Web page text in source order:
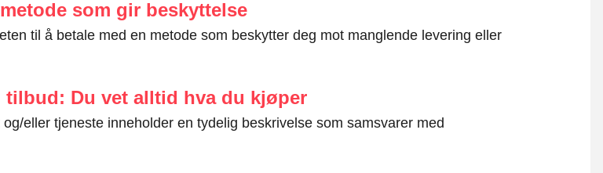
som gir beskyttelse
til å betale med en metode som beskytter deg mot manglende levering eller
tilbud: Du vet alltid hva du kjøper
eller tjeneste inneholder en tydelig beskrivelse som samsvarer med